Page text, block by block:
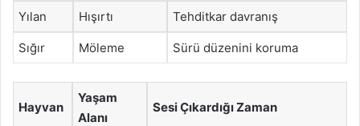
Yılan Hışırtı Tehditkar davranış
Sığır Möleme Sürü düzenini koruma
Hayvan
Yaşam
Alanı
Sesi Çıkardığı Zaman